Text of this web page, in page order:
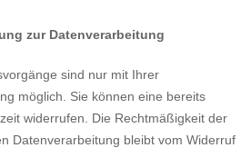
zur Datenverarbeitung
sind nur mit Ihrer
möglich. Sie können eine bereits
widerrufen. Die Rechtmäßigkeit der
Datenverarbeitung bleibt vom Widerruf